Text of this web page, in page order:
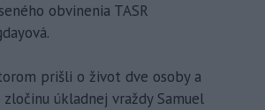
obvinenia TASR
prišli o život dve osoby a
úkladnej vraždy Samuel